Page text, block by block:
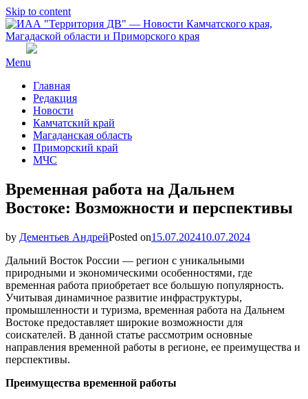
Skip to content
Menu
Главная
Редакция
Новости
Камчатский край
Магаданская область
Приморский край
МЧС
Временная работа на Дальнем
Востоке: Возможности и перспективы
by Дементьев АндрейPosted on15.07.202410.07.2024
Дальний Восток России — регион с уникальными
природными и экономическими особенностями, где
временная работа приобретает все большую популярность.
Учитывая динамичное развитие инфраструктуры,
промышленности и туризма, временная работа на Дальнем
Востоке предоставляет широкие возможности для
соискателей. В данной статье рассмотрим основные
направления временной работы в регионе, ее преимущества и
перспективы.
Преимущества временной работы